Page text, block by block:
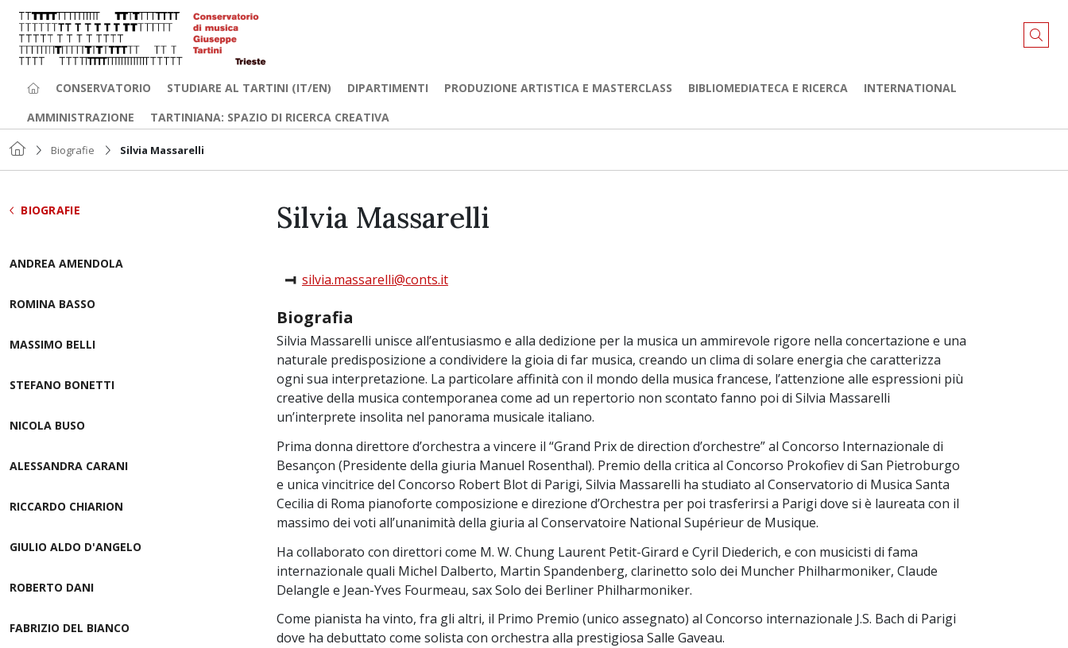
CONSERVATORIO STUDIARE AL TARTINI (IT/EN) DIPARTIMENTI PRODUZIONE ARTISTICA E MASTERCLASS BIBLIOMEDIATECA E RICERCA
INTERNATIONAL
AMMINISTRAZIONE
TARTINIANA: SPAZIO DI RICERCA CREATIVA
Biografie Silvia Massarelli
BIOGRAFIE
ANDREA AMENDOLA
ROMINA BASSO
MASSIMO BELLI
STEFANO BONETTI
NICOLA BUSO
ALESSANDRA CARANI
RICCARDO CHIARION
GIULIO ALDO D'ANGELO
ROBERTO DANI
FABRIZIO DEL BIANCO
Silvia Massarelli
silvia.massarelli@conts.it
Biografia
Silvia Massarelli unisce all’entusiasmo e alla dedizione per la musica un ammirevole rigore nella concertazione e una
naturale predisposizione a condividere la gioia di far musica, creando un clima di solare energia che caratterizza
ogni sua interpretazione. La particolare affinità con il mondo della musica francese, l’attenzione alle espressioni più
creative della musica contemporanea come ad un repertorio non scontato fanno poi di Silvia Massarelli
un’interprete insolita nel panorama musicale italiano.
Prima donna direttore d’orchestra a vincere il “Grand Prix de direction d’orchestre” al Concorso Internazionale di
Besançon (Presidente della giuria Manuel Rosenthal). Premio della critica al Concorso Prokofiev di San Pietroburgo
e unica vincitrice del Concorso Robert Blot di Parigi, Silvia Massarelli ha studiato al Conservatorio di Musica Santa
Cecilia di Roma pianoforte composizione e direzione d’Orchestra per poi trasferirsi a Parigi dove si è laureata con il
massimo dei voti all’unanimità della giuria al Conservatoire National Supérieur de Musique.
Ha collaborato con direttori come M. W. Chung Laurent Petit-Girard e Cyril Diederich, e con musicisti di fama
internazionale quali Michel Dalberto, Martin Spandenberg, clarinetto solo dei Muncher Philharmoniker, Claude
Delangle e Jean-Yves Fourmeau, sax Solo dei Berliner Philharmoniker.
Come pianista ha vinto, fra gli altri, il Primo Premio (unico assegnato) al Concorso internazionale J.S. Bach di Parigi
dove ha debuttato come solista con orchestra alla prestigiosa Salle Gaveau.